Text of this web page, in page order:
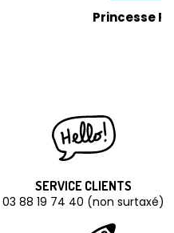
Princesse
SERVICE CLIENTS
03 88 19 74 40 (non surtaxé)